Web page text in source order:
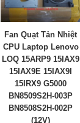
Fan Quạt Tản Nhiệt
CPU Laptop Lenovo
LOQ 15ARP9 15IAX9
15IAX9E 15IAX9I
15IRX9 G5000
BN8509S2H-003P
BN8508S2H-002P
(12V)